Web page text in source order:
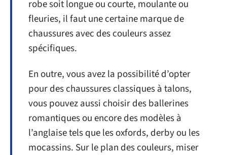
robe soit longue ou courte, moulante ou
fleuries, il faut une certaine marque de
chaussures avec des couleurs assez
spécifiques.
En outre, vous avez la possibilité d’opter
pour des chaussures classiques à talons,
vous pouvez aussi choisir des ballerines
romantiques ou encore des modèles à
l’anglaise tels que les oxfords, derby ou les
mocassins. Sur le plan des couleurs, miser